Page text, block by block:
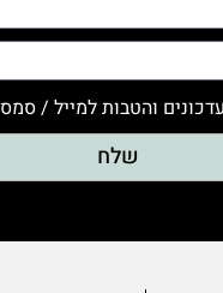
והטבות למייל / סמס
שלח